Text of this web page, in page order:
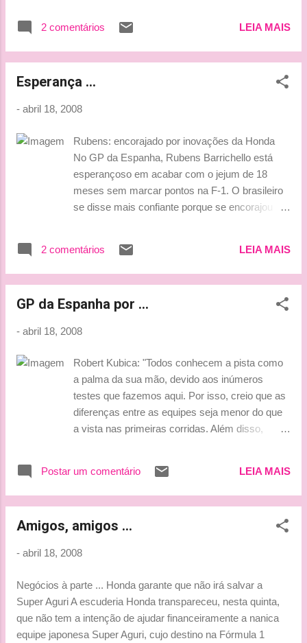
atingimos o desempenho esperado. Não há
25 mil, aproximadamente R$ 70 mil. Bom, na
Terra da Rainha ele perdeu ! Na França só
resposta do tribunal que julga o caso.
2 comentários LEIA MAIS
Esperança ...
- abril 18, 2008
Rubens: encorajado por inovações da Honda
No GP da Espanha, Rubens Barrichello está
esperançoso em acabar com o jejum de 18
meses sem marcar pontos na F-1. O brasileiro
se disse mais confiante porque se encorajou
ficou satisfeito com seus resultados nos dois
dias em que pilotou o RA108 adaptado com
de Dumbo" na frente do bico do carro .
que foram bem-sucedidos para nós. Corremos
vez, e estou encorajado pela performance",
afirmou. ( Fonte : Grande Prêmio) **** É isso aí
Rubinho!!! Você é brasileiro e não pode desistir!
hehehe Só não pode acelarar nos boxes ou
passar com o sinal vermelho, ok?!! rsrs
postar no blog ... hoje estou tirando o atraso!!
2 comentários LEIA MAIS
GP da Espanha por ...
- abril 18, 2008
Robert Kubica: "Todos conhecem a pista como
a palma da sua mão, devido aos inúmeros
testes que fazemos aqui. Por isso, creio que as
diferenças entre as equipes seja menor do que
a vista nas primeiras corridas. Além disso,
significa também que temos de tirar o máximo
do F1 .08. E, baseado nos testes desta semana,
novamente correr na frente. Meu objetivo é
maior número de pontos possível". Nick
componentes, testados durante esta semana,
vão funcionar bem. Eu, particularmente, quero
ver se conseguimos progredir em relação aos
Postar um comentário LEIA MAIS
Amigos, amigos ...
- abril 18, 2008
Negócios à parte ... Honda garante que não irá salvar a
Super Aguri A escuderia Honda transpareceu, nesta quinta,
que não tem a intenção de ajudar financeiramente a nanica
equipe japonesa Super Aguri, cujo destino na Fórmula 1